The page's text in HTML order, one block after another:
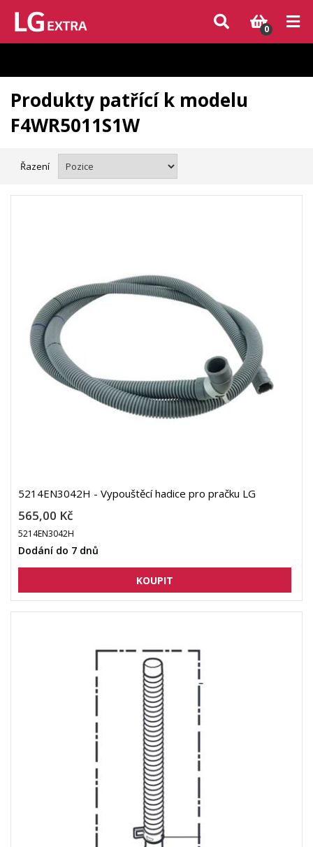
Vzhledem k aktuální situaci se může dodání dílů, které nejsou skladem,
zpozdit. Děkujeme za pochopení.
0
Produkty patřící k modelu
F4WR5011S1W
Řazení
5214EN3042H - Vypouštěcí hadice pro pračku LG
565,00 Kč
5214EN3042H
Dodání do 7 dnů